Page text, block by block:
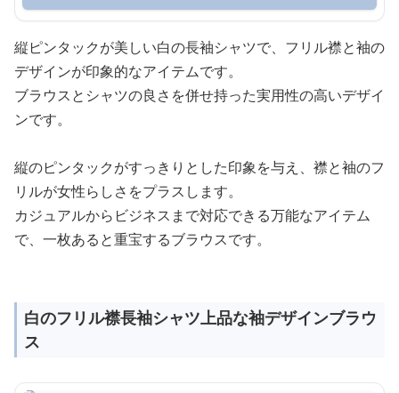
縦ピンタックが美しい白の長袖シャツで、フリル襟と袖の
デザインが印象的なアイテムです。
ブラウスとシャツの良さを併せ持った実用性の高いデザイ
ンです。
縦のピンタックがすっきりとした印象を与え、襟と袖のフ
リルが女性らしさをプラスします。
カジュアルからビジネスまで対応できる万能なアイテム
で、一枚あると重宝するブラウスです。
白のフリル襟長袖シャツ上品な袖デザインブラウ
ス